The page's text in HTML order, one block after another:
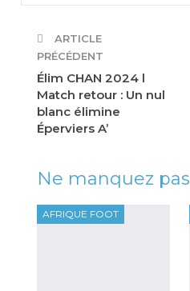
ARTICLE
PRÉCÉDENT
Élim CHAN 2024 l
Match retour : Un nul
blanc élimine
Éperviers A’
Ne manquez pas
AFRIQUE FOOT